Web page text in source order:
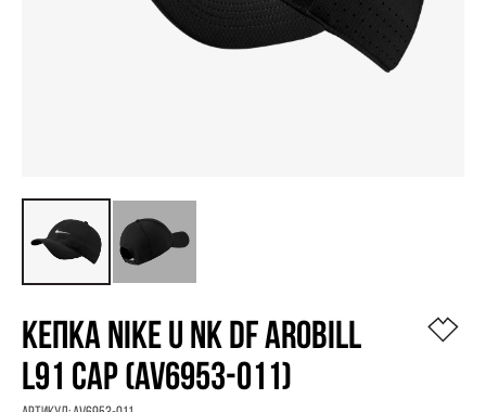
КЕПКА NIKE U NK DF AROBILL
L91 CAP (AV6953-011)